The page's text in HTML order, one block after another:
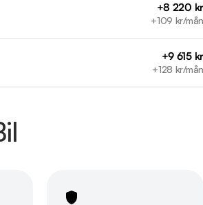
+8 220 kr
+109 kr/mån
+9 615 kr
+128 kr/mån